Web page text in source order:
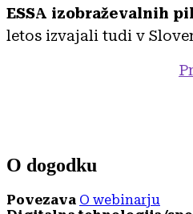
ESSA izobraževalnih
letos izvajali tudi v
O dogodku
Povezava O webinarju